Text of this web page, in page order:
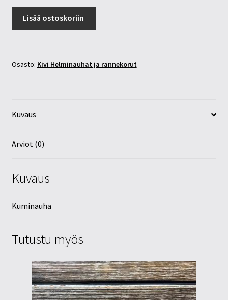
Lisää ostoskoriin
Osasto: Kivi Helminauhat ja rannekorut
Kuvaus
Arviot (0)
Kuvaus
Kuminauha
Tutustu myös